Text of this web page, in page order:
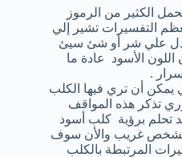
الكثير من الرموز
التفسيرات تشير إلي
يدل علي شر أو شئ سيئ
الأسود عادة ما
.
يمكن أن تري فيها الكلب
تذكر هذه المواقف
تحلم برؤية كلب أسود
لشخص غريب والأن سوف
المرتبطة بالكلب